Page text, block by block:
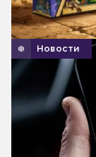
Новости